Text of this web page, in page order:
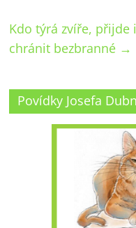
Kdo týrá zvíře, přijde
chránit bezbranné →
Povídky Josefa